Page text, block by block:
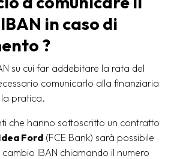
in caso di
?
su cui far addebitare la rata del
comunicarlo alla finanziaria
pratica.
che hanno sottoscritto un contratto
Ford (FCE Bank) sarà possibile
IBAN chiamando il numero